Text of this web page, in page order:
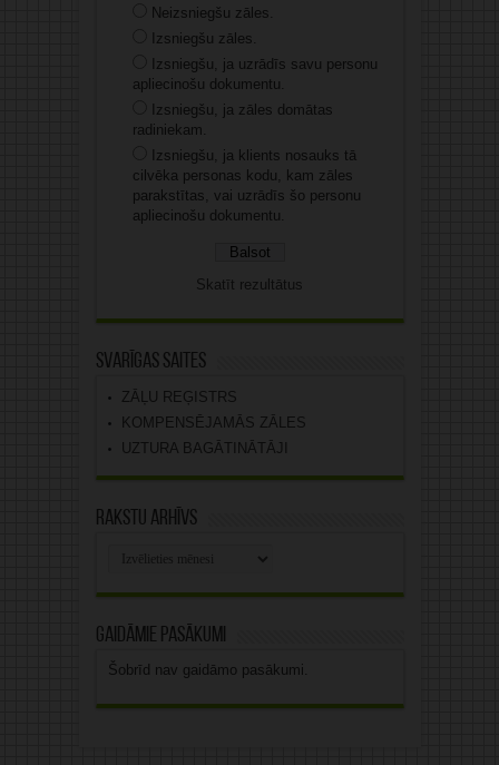
Neizsniegšu zāles.
Izsniegšu zāles.
Izsniegšu, ja uzrādīs savu personu
apliecinošu dokumentu.
Izsniegšu, ja zāles domātas
radiniekam.
Izsniegšu, ja klients nosauks tā
cilvēka personas kodu, kam zāles
parakstītas, vai uzrādīs šo personu
apliecinošu dokumentu.
Skatīt rezultātus
Svarīgas saites
ZĀĻU REĢISTRS
KOMPENSĒJAMĀS ZĀLES
UZTURA BAGĀTINĀTĀJI
Rakstu arhīvs
Gaidāmie pasākumi
Šobrīd nav gaidāmo pasākumi.